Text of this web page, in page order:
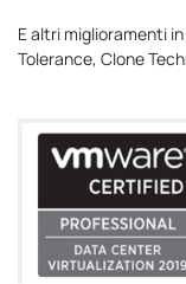
E altri miglioramenti
Tolerance, Clone